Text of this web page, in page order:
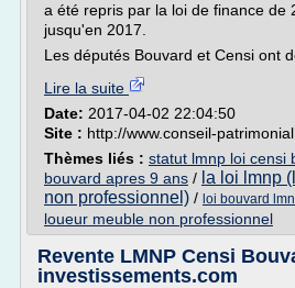
a été repris par la loi de finance de
jusqu'en 2017.
Les députés Bouvard et Censi ont
Lire la suite
Date: 2017-04-02 22:04:50
Site : http://www.conseil-
Thèmes liés : statut lmnp loi censi
bouvard apres 9 ans / la loi lmnp
non professionnel) / loi bouvard
loueur meuble non professionnel
Revente LMNP Censi
investissements.com